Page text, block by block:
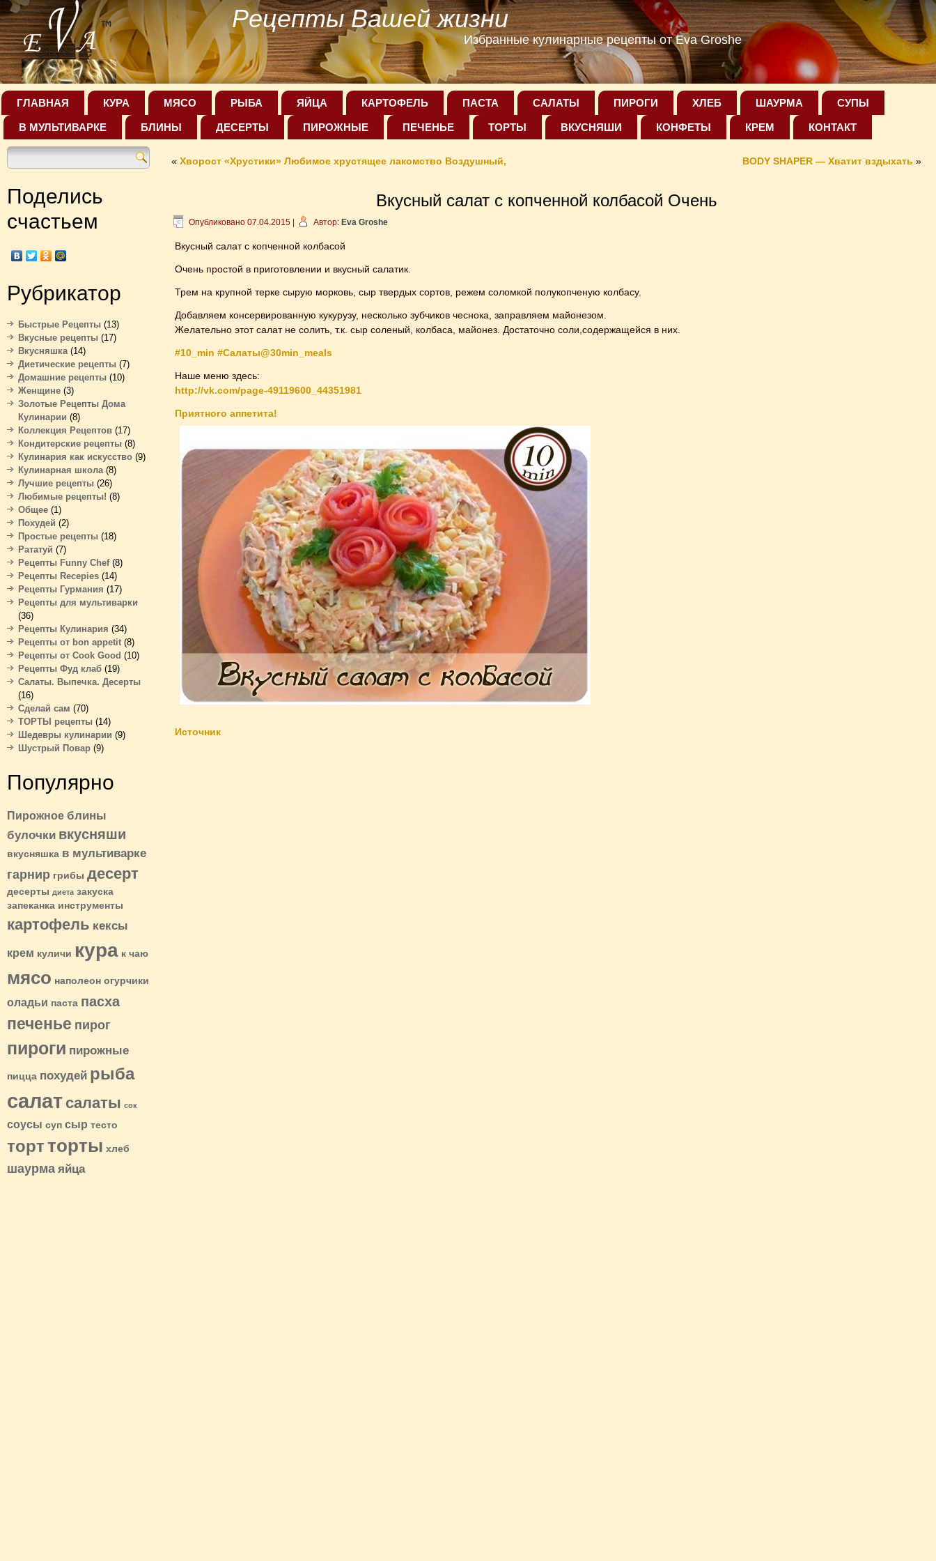
Рецепты Вашей жизни
Избранные кулинарные рецепты от Eva Groshe
ГЛАВНАЯ КУРА МЯСО РЫБА ЯЙЦА КАРТОФЕЛЬ ПАСТА САЛАТЫ ПИРОГИ ХЛЕБ ШАУРМА СУПЫ
В МУЛЬТИВАРКЕ БЛИНЫ ДЕСЕРТЫ ПИРОЖНЫЕ ПЕЧЕНЬЕ ТОРТЫ ВКУСНЯШИ КОНФЕТЫ КРЕМ КОНТАКТ
Поделись
счастьем
Рубрикатор
Быстрые Рецепты (13)
Вкусные рецепты (17)
Вкусняшка(14)
Диетические рецепты (7)
Домашние рецепты (10)
Женщине (3)
Золотые Рецепты Дома
Кулинарии (8)
Коллекция Рецептов (17)
Кондитерские рецепты (8)
Кулинария как искусство (9)
Кулинарная школа(8)
Лучшие рецепты (26)
Любимые рецепты! (8)
Общее (1)
Похудей (2)
Простые рецепты (18)
Рататуй (7)
Рецепты Funny Chef(8)
Рецепты Recepies (14)
Рецепты Гурмания (17)
Рецепты для мультиварки
(36)
Рецепты Кулинария (34)
Рецепты от bon appetit (8)
Рецепты от Cook Good (10)
Рецепты Фуд клаб (19)
Салаты. Выпечка. Десерты
(16)
Сделай сам (70)
ТОРТЫ рецепты (14)
Шедевры кулинарии (9)
Шустрый Повар (9)
Популярно
Пирожное блины
булочки вкусняши
вкусняшка в мультиварке
гарнир грибы десерт
десерты диета закуска
запеканка инструменты
картофель кексы
крем куличи кура к чаю
мясо наполеон огурчики
оладьи паста пасха
печенье пирог
пироги пирожные
пицца похудей рыба
салат салаты сок
соусы суп сыр тесто
тортторты хлеб
шаурма яйца
« Хворост «Хрустики» Любимое хрустящее лакомство Воздушный, BODY SHAPER — Хватит вздыхать »
Вкусный салат с копченной колбасой Очень
Опубликовано 07.04.2015 Автор: Eva Groshe
Вкусный салат с копченной колбасой
Очень простой в приготовлении и вкусный салатик.
Трем на крупной терке сырую морковь, сыр твердых сортов, режем соломкой полукопченую колбасу.
Добавляем консервированную кукурузу, несколько зубчиков чеснока, заправляем майонезом.
Желательно этот салат не солить, т.к. сыр соленый, колбаса, майонез. Достаточно соли,содержащейся в них.
#10_min #Салаты@30min_meals
Наше меню здесь:
http://vk.com/page-49119600_44351981
Приятного аппетита!
Источник